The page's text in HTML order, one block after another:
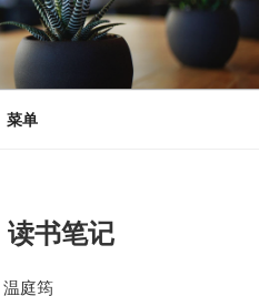
菜单
读书笔记
温庭筠